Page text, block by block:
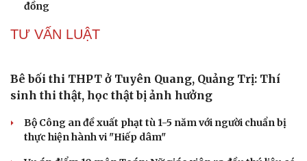
Cải chính
Ninh Hiệp, Hà Nội
Thông tin sai sự thật, hai người ở Hà Nội bị phạt
VỤ ÁN
Truy tố tài xế xe tải vụ nữ sinh tử vong ở Vĩnh
Long